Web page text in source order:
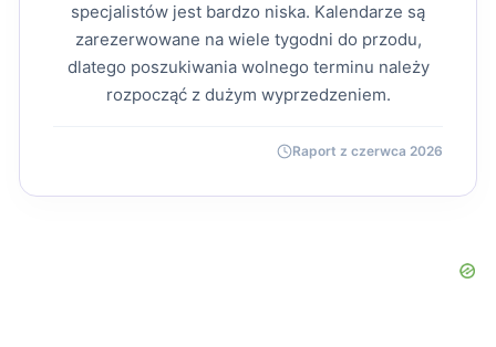
specjalistów jest bardzo niska. Kalendarze są
zarezerwowane na wiele tygodni do przodu,
dlatego poszukiwania wolnego terminu należy
rozpocząć z dużym wyprzedzeniem.
Raport z czerwca 2026